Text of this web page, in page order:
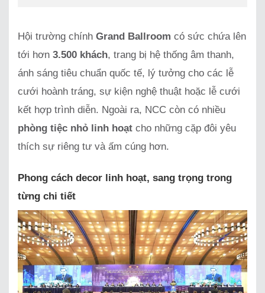
Hội trường chính Grand Ballroom có sức chứa lên
tới hơn 3.500 khách, trang bị hệ thống âm thanh,
ánh sáng tiêu chuẩn quốc tế, lý tưởng cho các lễ
cưới hoành tráng, sự kiện nghệ thuật hoặc lễ cưới
kết hợp trình diễn. Ngoài ra, NCC còn có nhiều
phòng tiệc nhỏ linh hoạt cho những cặp đôi yêu
thích sự riêng tư và ấm cúng hơn.
Phong cách decor linh hoạt, sang trọng trong
từng chi tiết